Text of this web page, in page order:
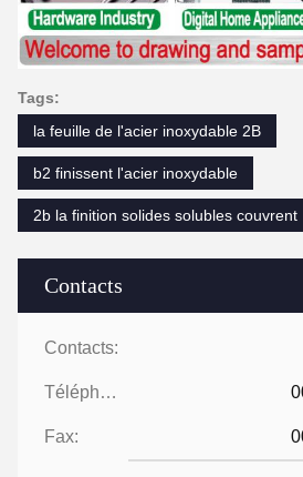
Contacts
Contacts:
Téléphone:
Fax:
Tags:
la feuille de l'acier inoxydable 2B
b2 finissent l'acier inoxydable
2b la finition solides solubles couvrent